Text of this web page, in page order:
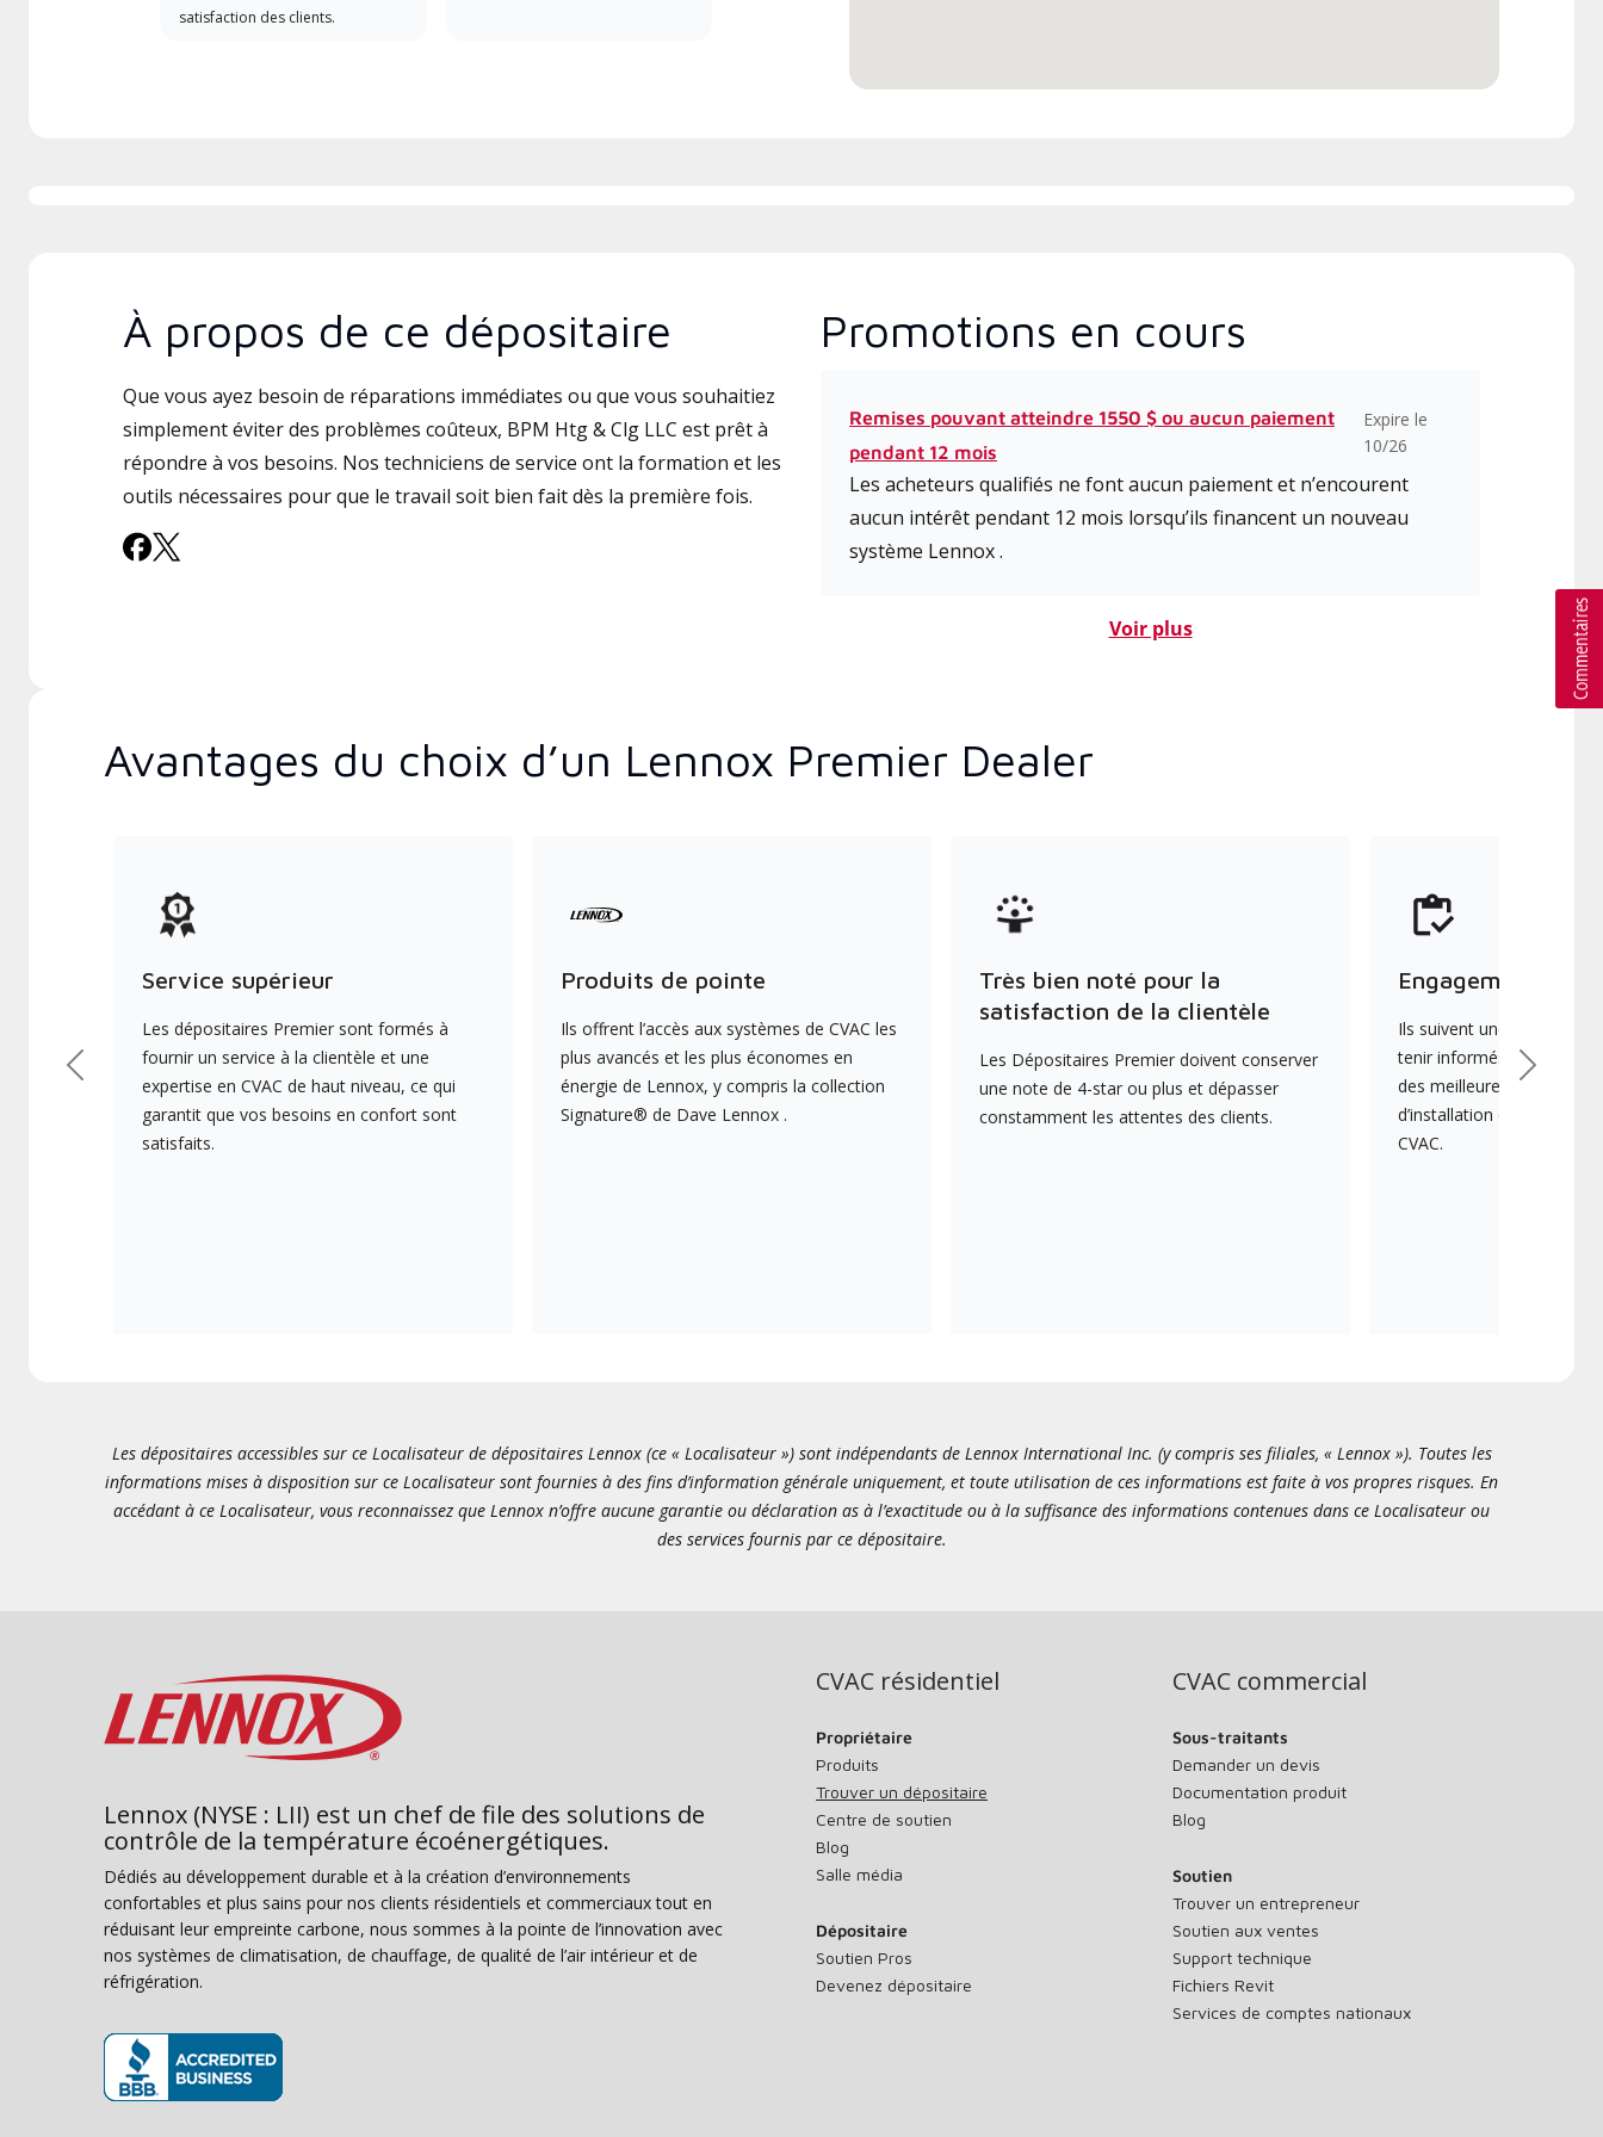
satisfaction des clients.
À propos de ce dépositaire
Que vous ayez besoin de réparations immédiates ou que vous souhaitiez
simplement éviter des problèmes coûteux, BPM Htg & Clg LLC est prêt à
répondre à vos besoins. Nos techniciens de service ont la formation et les
outils nécessaires pour que le travail soit bien fait dès la première fois.
Promotions en cours
Remises pouvant atteindre 1550 $ ou aucun paiement
pendant 12 mois
Expire le
10/26
Les acheteurs qualifiés ne font aucun paiement et n’encourent
aucun intérêt pendant 12 mois lorsqu’ils financent un nouveau
système Lennox .
Voir plus
Avantages du choix d’un Lennox Premier Dealer
Service supérieur
Les dépositaires Premier sont formés à
fournir un service à la clientèle et une
expertise en CVAC de haut niveau, ce qui
garantit que vos besoins en confort sont
satisfaits.
Produits de pointe
Ils offrent l’accès aux systèmes de CVAC les
plus avancés et les plus économes en
énergie de Lennox, y compris la collection
Signature® de Dave Lennox .
Très bien noté pour la
satisfaction de la clientèle
Les Dépositaires Premier doivent conserver
une note de 4-star ou plus et dépasser
constamment les attentes des clients.
Engagement
Ils suivent une formation
tenir informés des
des meilleures pratiques
d’installation et
CVAC.
Précédent Suivant
Les dépositaires accessibles sur ce Localisateur de dépositaires Lennox (ce « Localisateur ») sont indépendants de Lennox International Inc. (y compris ses filiales, « Lennox »). Toutes les
informations mises à disposition sur ce Localisateur sont fournies à des fins d’information générale uniquement, et toute utilisation de ces informations est faite à vos propres risques. En
accédant à ce Localisateur, vous reconnaissez que Lennox n’offre aucune garantie ou déclaration as à l’exactitude ou à la suffisance des informations contenues dans ce Localisateur ou
des services fournis par ce dépositaire.
Lennox (NYSE : LII) est un chef de file des solutions de
contrôle de la température écoénergétiques.
Dédiés au développement durable et à la création d’environnements
confortables et plus sains pour nos clients résidentiels et commerciaux tout en
réduisant leur empreinte carbone, nous sommes à la pointe de l’innovation avec
nos systèmes de climatisation, de chauffage, de qualité de l’air intérieur et de
réfrigération.
CVAC résidentiel
Propriétaire
Produits
Trouver un dépositaire
Centre de soutien
Blog
Salle média
Dépositaire
Soutien Pros
Devenez dépositaire
CVAC commercial
Sous-traitants
Demander un devis
Documentation produit
Blog
Soutien
Trouver un entrepreneur
Soutien aux ventes
Support technique
Fichiers Revit
Services de comptes nationaux